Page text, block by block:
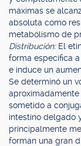
máximas se
absoluta como
metabolismo de
Distribución: El
forma específica
e induce un
Se determinó un
aproximadamente
sometido a
intestino delgado
principalmente
forman una gran